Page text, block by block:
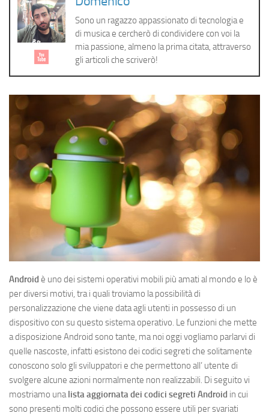
Cerca
Sono un ragazzo appassionato di tecnologia e
di musica e cercherò di condividere con voi la
mia passione, almeno la prima citata, attraverso
gli articoli che scriverò!
Android è uno dei sistemi operativi mobili più amati al mondo e lo è
per diversi motivi, tra i quali troviamo la possibilità di
personalizzazione che viene data agli utenti in possesso di un
dispositivo con su questo sistema operativo. Le funzioni che mette
a disposizione Android sono tante, ma noi oggi vogliamo parlarvi di
quelle nascoste, infatti esistono dei codici segreti che solitamente
conoscono solo gli sviluppatori e che permettono all’ utente di
svolgere alcune azioni normalmente non realizzabili. Di seguito vi
mostriamo unalista aggiornata dei codici segreti Android in cui
sono presenti molti codici che possono essere utili per svariati